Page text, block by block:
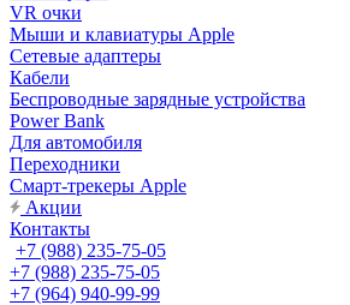
VR очки
Мыши и клавиатуры Apple
Сетевые адаптеры
Кабели
Беспроводные зарядные устройства
Power Bank
Для автомобиля
Переходники
Смарт-трекеры Apple
Акции
Контакты
+7 (988) 235-75-05
+7 (988) 235-75-05
+7 (964) 940-99-99